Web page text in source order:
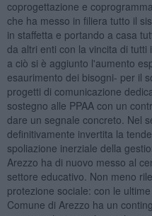
coprogettazione e
che ha messo in filiera tutto il
in staffetta e portando a casa
da altri enti con la vincita di
a ciò si è aggiunto l'aumento
esaurimento dei bisogni- per il
progetti di comunicazione
sostegno alle PPAA con un
dare un segnale concreto. Nel
definitivamente invertita la
spoliazione inerziale della
Arezzo ha di nuovo messo al
settore educativo. Non meno
protezione sociale: con le
Comune di Arezzo ha un